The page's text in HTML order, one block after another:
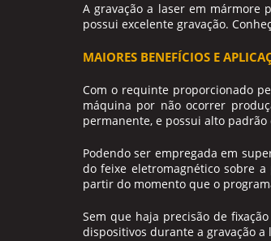
Agravação a laser em mármore
possui excelente gravação.
MAIORES BENEFÍCIOS E
Com o requinte proporcionado
máquina por não ocorrer
permanente, e possui alto
Podendo ser empregada em
do feixe eletromagnético sobre
partir do momento que o
Sem que haja precisão de
dispositivos durante a gravação a